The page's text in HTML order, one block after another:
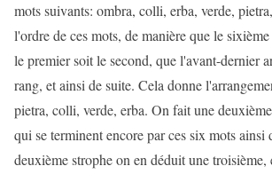
mots suivants: ombra, colli, erba, verde,
l'ordre de ces mots, de manière que le
le premier soit le second, que l'avant-dernier
rang, et ainsi de suite. Cela donne
pietra, colli, verde, erba. On fait une
qui se terminent encore par ces six mots ainsi
deuxième strophe on en déduit une troisième,